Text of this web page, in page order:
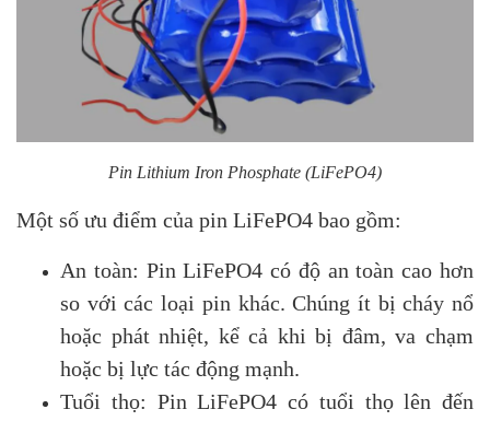
Pin Lithium Iron Phosphate (LiFePO4)
Một số ưu điểm của pin LiFePO4 bao gồm:
An toàn: Pin LiFePO4 có độ an toàn cao hơn
so với các loại pin khác. Chúng ít bị cháy nổ
hoặc phát nhiệt, kể cả khi bị đâm, va chạm
hoặc bị lực tác động mạnh.
Tuổi thọ: Pin LiFePO4 có tuổi thọ lên đến